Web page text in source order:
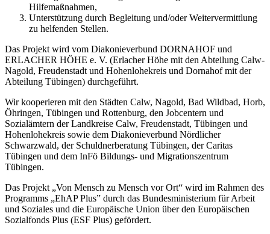
Hilfemaßnahmen,
Unterstützung durch Begleitung und/oder Weitervermittlung
zu helfenden Stellen.
Das Projekt wird vom Diakonieverbund DORNAHOF und
ERLACHER HÖHE e. V. (Erlacher Höhe mit den Abteilung Calw-
Nagold, Freudenstadt und Hohenlohekreis und Dornahof mit der
Abteilung Tübingen) durchgeführt.
Wir kooperieren mit den Städten Calw, Nagold, Bad Wildbad, Horb,
Öhringen, Tübingen und Rottenburg, den Jobcentern und
Sozialämtern der Landkreise Calw, Freudenstadt, Tübingen und
Hohenlohekreis sowie dem Diakonieverbund Nördlicher
Schwarzwald, der Schuldnerberatung Tübingen, der Caritas
Tübingen und dem InFö Bildungs- und Migrationszentrum
Tübingen.
Das Projekt „Von Mensch zu Mensch vor Ort“ wird im Rahmen des
Programms „EhAP Plus” durch das Bundesministerium für Arbeit
und Soziales und die Europäische Union über den Europäischen
Sozialfonds Plus (ESF Plus) gefördert.